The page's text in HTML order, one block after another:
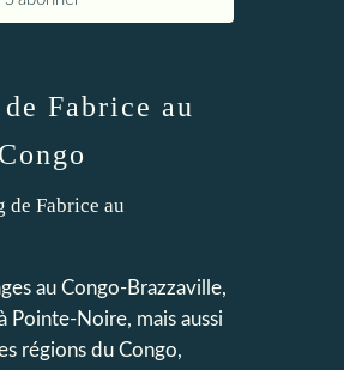
Fabrice au
Congo
au Congo-Brazzaville,
Pointe-Noire, mais aussi
régions du Congo,